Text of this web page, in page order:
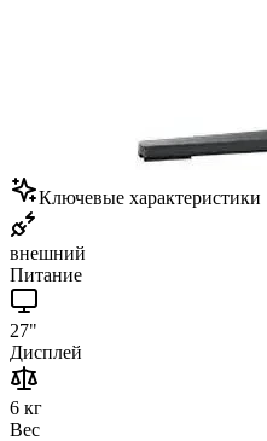
Ключевые характеристики
внешний
Питание
27"
Дисплей
6 кг
Вес